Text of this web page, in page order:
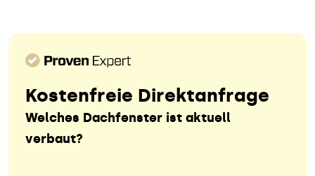
Kostenfreie Direktanfrage
Welches Dachfenster ist aktuell
verbaut?